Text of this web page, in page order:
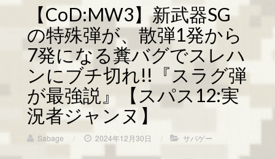
【CoD:MW3】新武器SG
の特殊弾が、散弾1発から
7発になる糞バグでスレハ
ンにブチ切れ!!『スラグ弾
が最強説』【スパス12:実
況者ジャンヌ】
Sabage / 2024年12月30日 / サバゲー